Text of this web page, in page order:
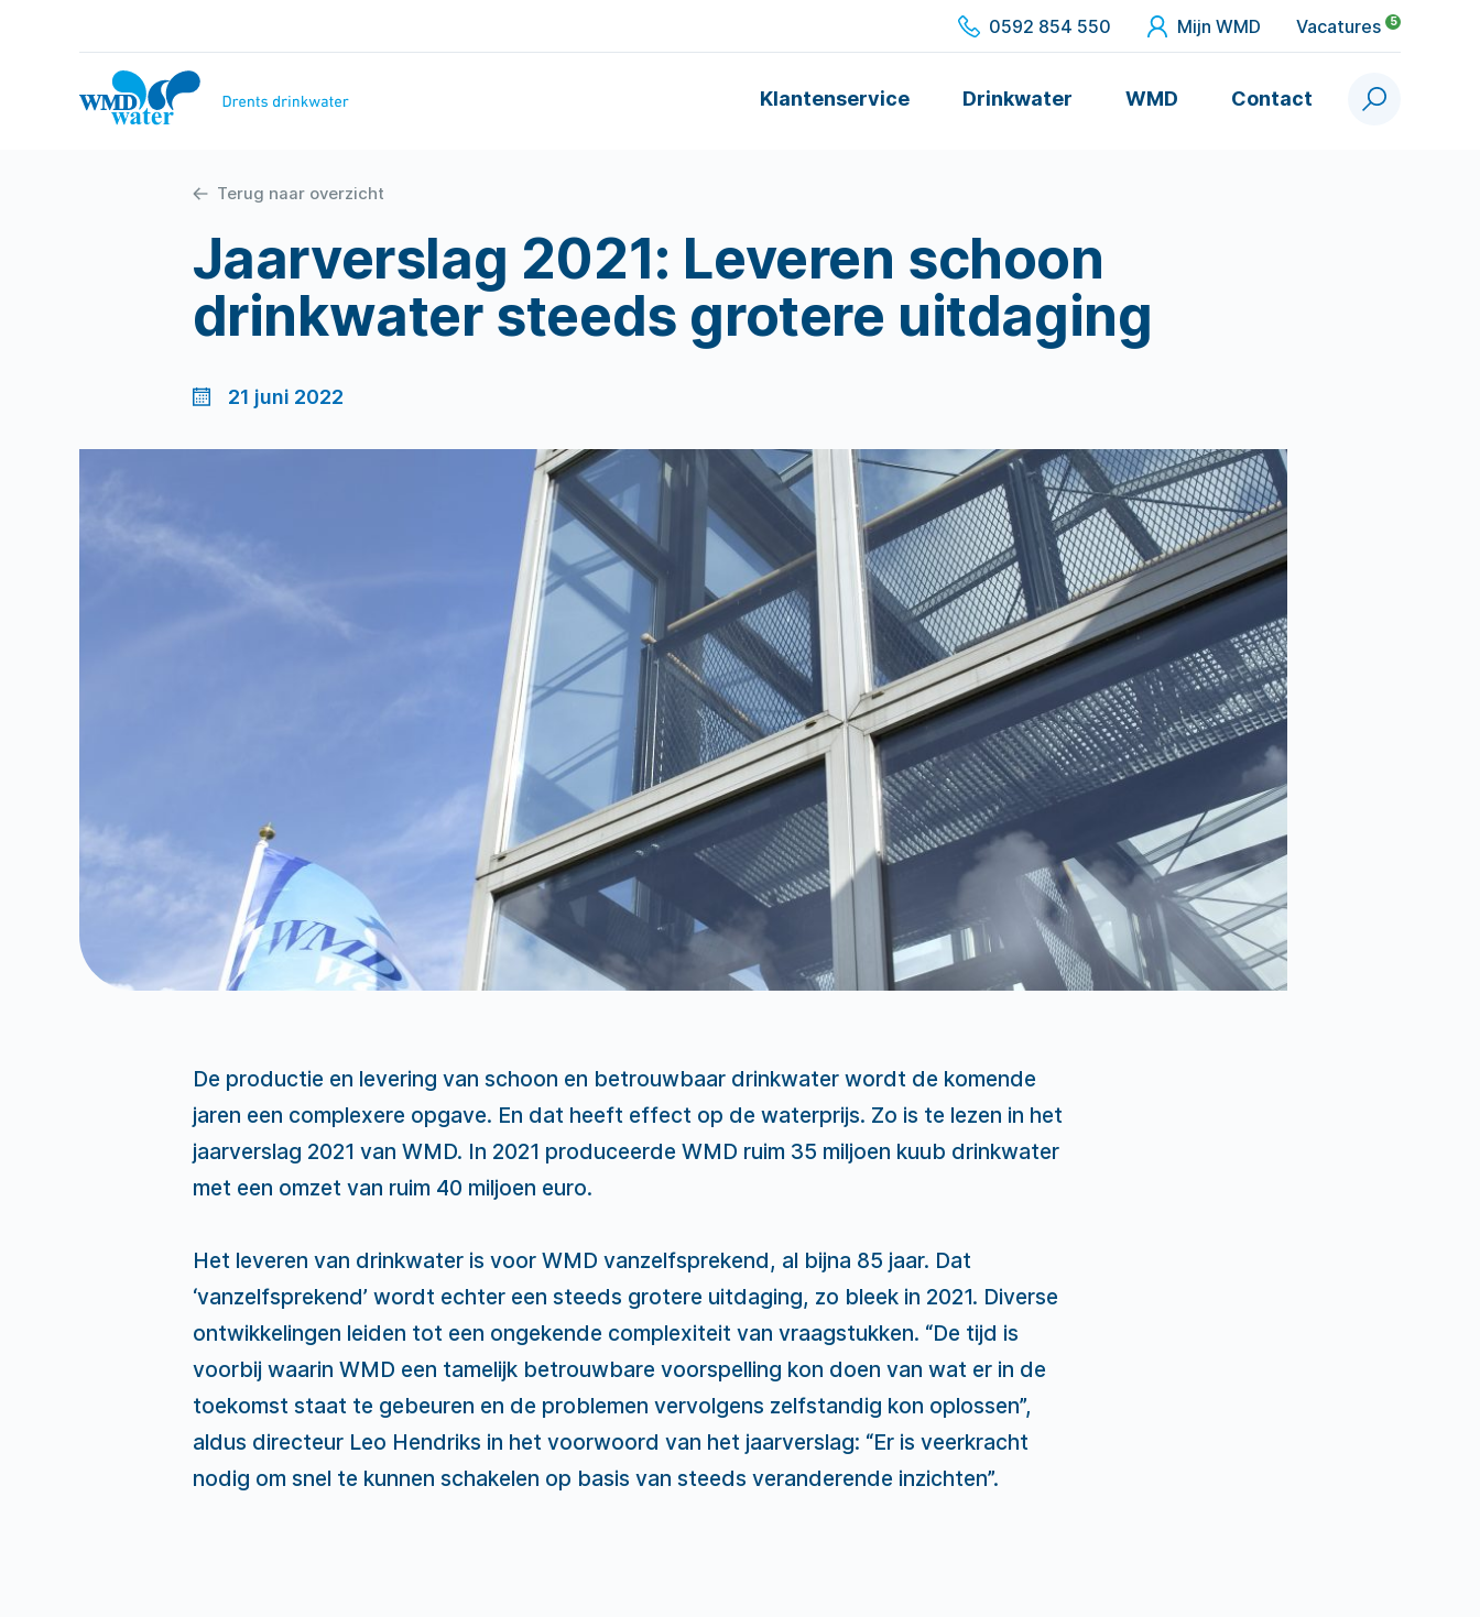
0592 854 550 Mijn WMD Vacatures 5
WMD
Drinkwater
Klantenservice Drinkwater WMD Contact Zoek
Jaarverslag 2021: Leveren schoon
drinkwater steeds grotere uitdaging
Terug naar overzicht
21 juni 2022
De productie en levering van schoon en betrouwbaar drinkwater wordt de komende
jaren een complexere opgave. En dat heeft effect op de waterprijs. Zo is te lezen in het
jaarverslag 2021 van WMD. In 2021 produceerde WMD ruim 35 miljoen kuub drinkwater
met een omzet van ruim 40 miljoen euro.
Het leveren van drinkwater is voor WMD vanzelfsprekend, al bijna 85 jaar. Dat
‘vanzelfsprekend’ wordt echter een steeds grotere uitdaging, zo bleek in 2021. Diverse
ontwikkelingen leiden tot een ongekende complexiteit van vraagstukken. “De tijd is
voorbij waarin WMD een tamelijk betrouwbare voorspelling kon doen van wat er in de
toekomst staat te gebeuren en de problemen vervolgens zelfstandig kon oplossen”,
aldus directeur Leo Hendriks in het voorwoord van het jaarverslag: “Er is veerkracht
nodig om snel te kunnen schakelen op basis van steeds veranderende inzichten”.